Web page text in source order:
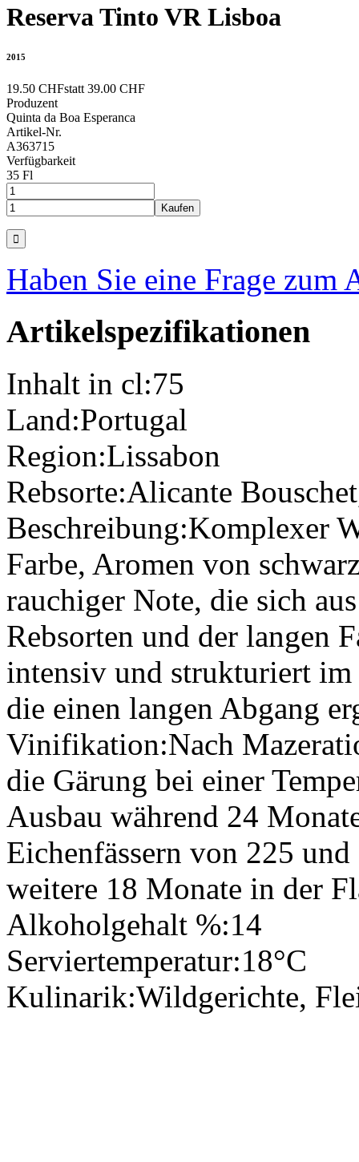
Reserva Tinto VR Lisboa
2015
19.50 CHFstatt 39.00 CHF
Produzent
Quinta da Boa Esperanca
Artikel-Nr.
A363715
Verfügbarkeit
35 Fl
Haben Sie eine Frage zum
Artikelspezifikationen
Inhalt in cl:75
Land:Portugal
Region:Lissabon
Rebsorte:Alicante
Beschreibung:Komplexer
Farbe, Aromen von
rauchiger Note, die sich
Rebsorten und der langen
intensiv und strukturiert
die einen langen Abgang
Vinifikation:Nach
die Gärung bei einer
Ausbau während 24
Eichenfässern von 225
weitere 18 Monate in der
Alkoholgehalt %:14
Serviertemperatur:18°C
Kulinarik:Wildgerichte,